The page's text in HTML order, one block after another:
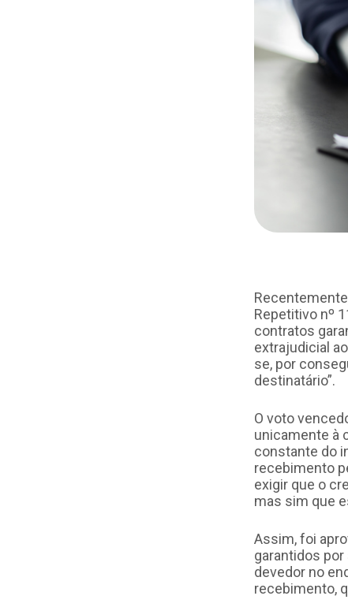
Repetitivo nº
contratos
extrajudicial
se, por
destinatário”.
O voto
unicamente à
constante do
recebimento
exigir que o
mas sim que
Assim, foi
garantidos
devedor no
recebimento,